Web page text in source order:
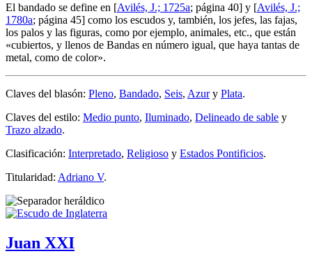
El bandado se define en [Avilés, J.; 1725a; página 40] y [Avilés, J.;
1780a; página 45] como los escudos y, también, los jefes, las fajas,
los palos y las figuras, como por ejemplo, animales, etc., que están
«cubiertos, y llenos de Bandas en número igual, que haya tantas de
metal, como de color».
Claves del blasón: Pleno, Bandado, Seis, Azury Plata.
Claves del estilo: Medio punto, Iluminado, Delineado de sable y
Trazo alzado.
Clasificación: Interpretado, Religioso y Estados Pontificios.
Titularidad: Adriano V.
Juan XXI